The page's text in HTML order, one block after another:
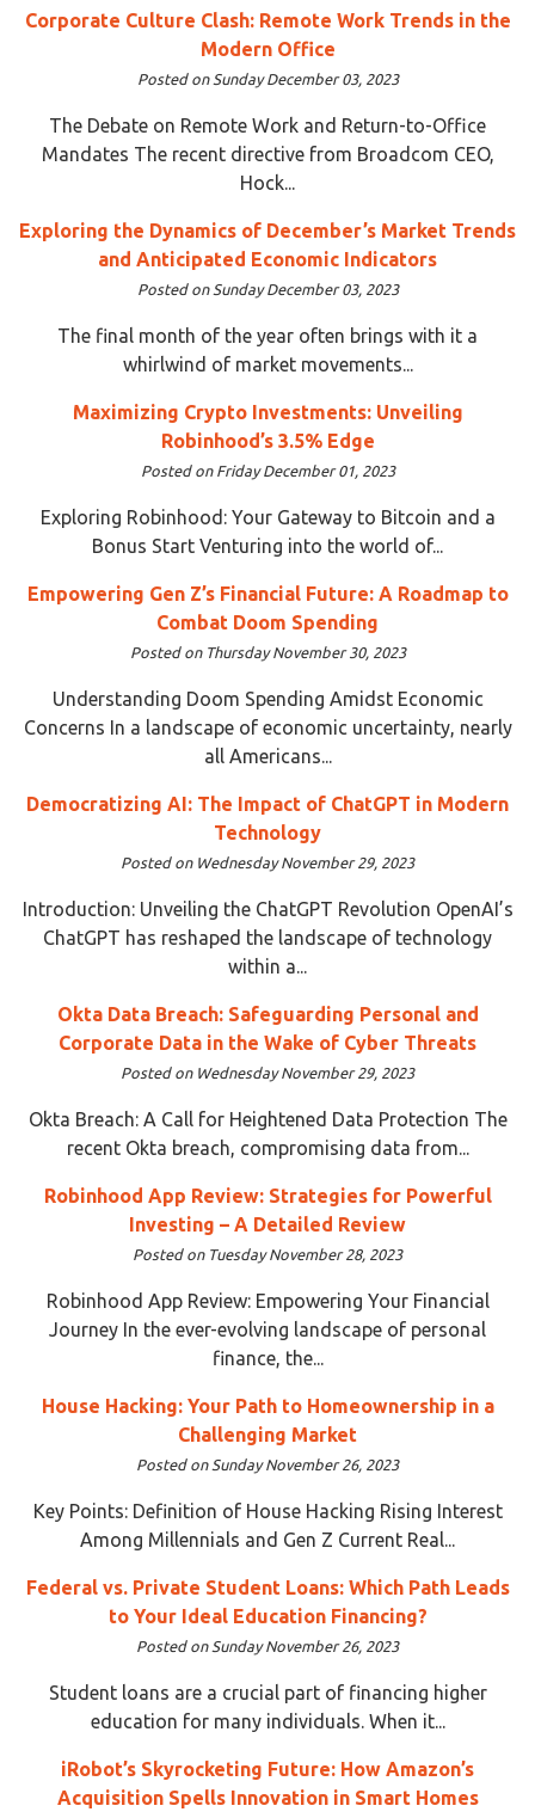
Corporate Culture Clash: Remote Work Trends in the
Modern Office
Posted on Sunday December 03, 2023
The Debate on Remote Work and Return-to-Office
Mandates The recent directive from Broadcom CEO,
Hock...
Exploring the Dynamics of December’s Market Trends
and Anticipated Economic Indicators
Posted on Sunday December 03, 2023
The final month of the year often brings with it a
whirlwind of market movements...
Maximizing Crypto Investments: Unveiling
Robinhood’s 3.5% Edge
Posted on Friday December 01, 2023
Exploring Robinhood: Your Gateway to Bitcoin and a
Bonus Start Venturing into the world of...
Empowering Gen Z’s Financial Future: A Roadmap to
Combat Doom Spending
Posted on Thursday November 30, 2023
Understanding Doom Spending Amidst Economic
Concerns In a landscape of economic uncertainty, nearly
all Americans...
Democratizing AI: The Impact of ChatGPT in Modern
Technology
Posted on Wednesday November 29, 2023
Introduction: Unveiling the ChatGPT Revolution OpenAI’s
ChatGPT has reshaped the landscape of technology
within a...
Okta Data Breach: Safeguarding Personal and
Corporate Data in the Wake of Cyber Threats
Posted on Wednesday November 29, 2023
Okta Breach: A Call for Heightened Data Protection The
recent Okta breach, compromising data from...
Robinhood App Review: Strategies for Powerful
Investing – A Detailed Review
Posted on Tuesday November 28, 2023
Robinhood App Review: Empowering Your Financial
Journey In the ever-evolving landscape of personal
finance, the...
House Hacking: Your Path to Homeownership in a
Challenging Market
Posted on Sunday November 26, 2023
Key Points: Definition of House Hacking Rising Interest
Among Millennials and Gen Z Current Real...
Federal vs. Private Student Loans: Which Path Leads
to Your Ideal Education Financing?
Posted on Sunday November 26, 2023
Student loans are a crucial part of financing higher
education for many individuals. When it...
iRobot’s Skyrocketing Future: How Amazon’s
Acquisition Spells Innovation in Smart Homes